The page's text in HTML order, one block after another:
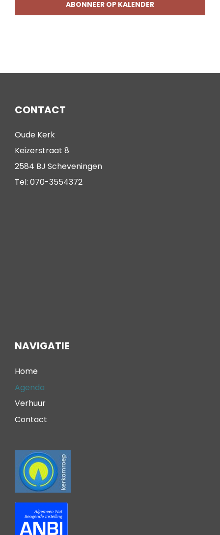
ABONNEER OP KALENDER
CONTACT
Oude Kerk
Keizerstraat 8
2584 BJ Scheveningen
Tel: 070-3554372
NAVIGATIE
Home
Agenda
Verhuur
Contact